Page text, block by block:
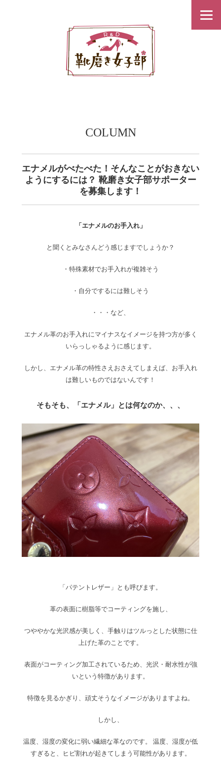
COLUMN
エナメルがべたべた！そんなことがおきない
ようにするには？ 靴磨き女子部サポーター
を募集します！
「エナメルのお手入れ」
と聞くとみなさんどう感じますでしょうか？
・特殊素材でお手入れが複雑そう
・自分でするには難しそう
・・・など、
エナメル革のお手入れにマイナスなイメージを持つ方が多く
いらっしゃるように感じます。
しかし、エナメル革の特性さえおさえてしまえば、お手入れ
は難しいものではないんです！
そもそも、「エナメル」とは何なのか、、、
「パテントレザー」とも呼びます。
革の表面に樹脂等でコーティングを施し、
つややかな光沢感が美しく、手触りはツルっとした状態に仕
上げた革のことです。
表面がコーティング加工されているため、光沢・耐水性が強
いという特徴があります。
特徴を見るかぎり、頑丈そうなイメージがありますよね。
しかし、
温度、湿度の変化に弱い繊細な革なのです。 温度、湿度が低
すぎると、ヒビ割れが起きてしまう可能性があります。